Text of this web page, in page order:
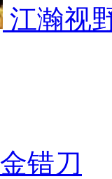
江瀚视
金错刀